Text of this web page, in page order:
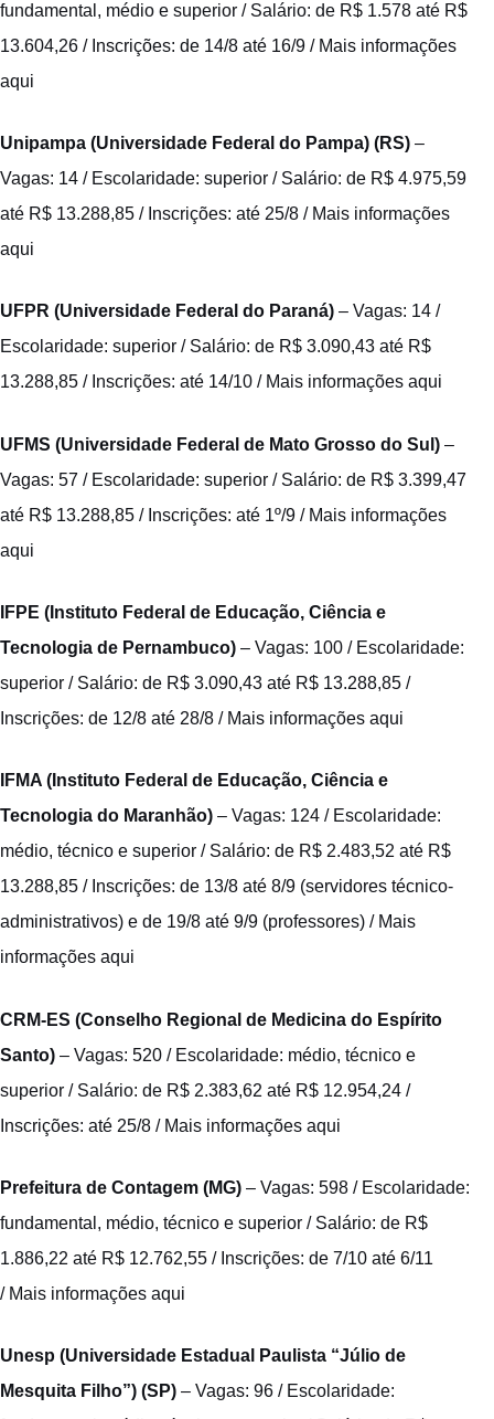
fundamental, médio e superior / Salário: de R$ 1.578 até R$
13.604,26 / Inscrições: de 14/8 até 16/9 / Mais informações
aqui
Unipampa (Universidade Federal do Pampa) (RS) –
Vagas: 14 / Escolaridade: superior / Salário: de R$ 4.975,59
até R$ 13.288,85 / Inscrições: até 25/8 / Mais informações
aqui
UFPR (Universidade Federal do Paraná) – Vagas: 14 /
Escolaridade: superior / Salário: de R$ 3.090,43 até R$
13.288,85 / Inscrições: até 14/10 / Mais informações aqui
UFMS (Universidade Federal de Mato Grosso do Sul) –
Vagas: 57 / Escolaridade: superior / Salário: de R$ 3.399,47
até R$ 13.288,85 / Inscrições: até 1º/9 / Mais informações
aqui
IFPE (Instituto Federal de Educação, Ciência e
Tecnologia de Pernambuco) – Vagas: 100 / Escolaridade:
superior / Salário: de R$ 3.090,43 até R$ 13.288,85 /
Inscrições: de 12/8 até 28/8 / Mais informações aqui
IFMA (Instituto Federal de Educação, Ciência e
Tecnologia do Maranhão) – Vagas: 124 / Escolaridade:
médio, técnico e superior / Salário: de R$ 2.483,52 até R$
13.288,85 / Inscrições: de 13/8 até 8/9 (servidores técnico-
administrativos) e de 19/8 até 9/9 (professores) / Mais
informações aqui
CRM-ES (Conselho Regional de Medicina do Espírito
Santo) – Vagas: 520 / Escolaridade: médio, técnico e
superior / Salário: de R$ 2.383,62 até R$ 12.954,24 /
Inscrições: até 25/8 / Mais informações aqui
Prefeitura de Contagem (MG) – Vagas: 598 / Escolaridade:
fundamental, médio, técnico e superior / Salário: de R$
1.886,22 até R$ 12.762,55 / Inscrições: de 7/10 até 6/11
/ Mais informações aqui
Unesp (Universidade Estadual Paulista “Júlio de
Mesquita Filho”) (SP) – Vagas: 96 / Escolaridade: